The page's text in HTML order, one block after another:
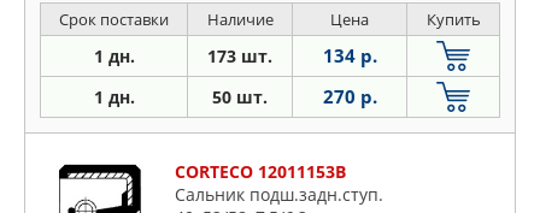
Срок поставки Наличие Цена Купить
1 дн. 173 шт. 134 р.
1 дн. 50 шт. 270 р.
CORTECO 12011153B
Сальник подш.задн.ступ.